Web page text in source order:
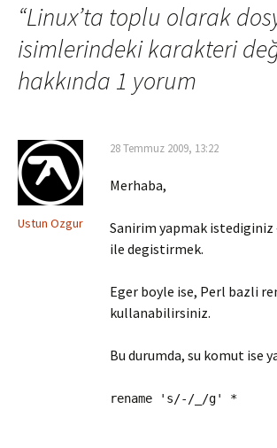
“Linux’ta toplu olarak
isimlerindeki karakteri
hakkında 1 yorum
Ustun Ozgur
28 Temmuz 2009, 13:22
Merhaba,
Sanirim yapmak istediginiz
ile degistirmek.
Eger boyle ise, Perl bazli
kullanabilirsiniz.
Bu durumda, su komut ise
rename 's/-/_/g' *